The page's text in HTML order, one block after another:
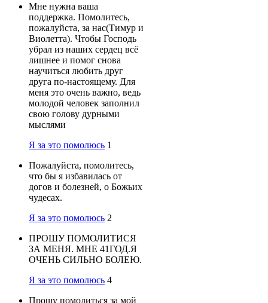
Мне нужна ваша
поддержка. Помолитесь,
пожалуйста, за нас(Тимур и
Виолетта). Чтобы Господь
убрал из наших сердец всё
лишнее и помог снова
научиться любить друг
друга по-настоящему. Для
меня это очень важно, ведь
молодой человек заполнил
свою голову дурными
мыслями
Я за это помолюсь 1
Пожалуйста, помолитесь,
что бы я избавилась от
догов и болезней, о Божьих
чудесах.
Я за это помолюсь 2
ПРОШУ ПОМОЛИТИСЯ
ЗА МЕНЯ. МНЕ 41ГОД.Я
ОЧЕНЬ СИЛЬНО БОЛЕЮ.
Я за это помолюсь 4
Прошу помолиться за мой